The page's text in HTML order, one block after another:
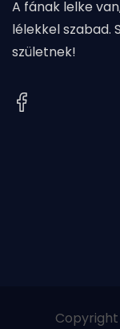
A fának lelke
lélekkel szabad.
születnek!